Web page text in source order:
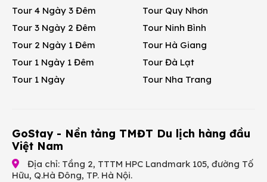
Tour 4 Ngày 3 Đêm
Tour 3 Ngày 2 Đêm
Tour 2 Ngày 1 Đêm
Tour 1 Ngày 1 Đêm
Tour 1 Ngày
Tour Quy Nhơn
Tour Ninh Bình
Tour Hà Giang
Tour Đà Lạt
Tour Nha Trang
GoStay - Nền tảng TMĐT Du lịch hàng đầu
Việt Nam
Địa chỉ: Tầng 2, TTTM HPC Landmark 105, đường Tố
Hữu, Q.Hà Đông, TP. Hà Nội.